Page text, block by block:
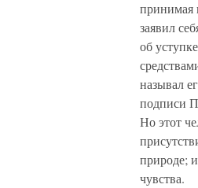
принимая
заявил
об
называл
подписи
Но этот
природе;
чувства.